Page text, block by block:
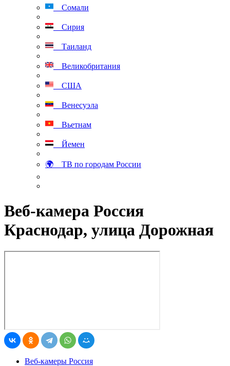
Сомали
Сирия
Таиланд
Великобритания
США
Венесуэла
Вьетнам
Йемен
🌍 ТВ по городам России
Веб-камера Россия
Краснодар, улица Дорожная
Веб-камеры Россия